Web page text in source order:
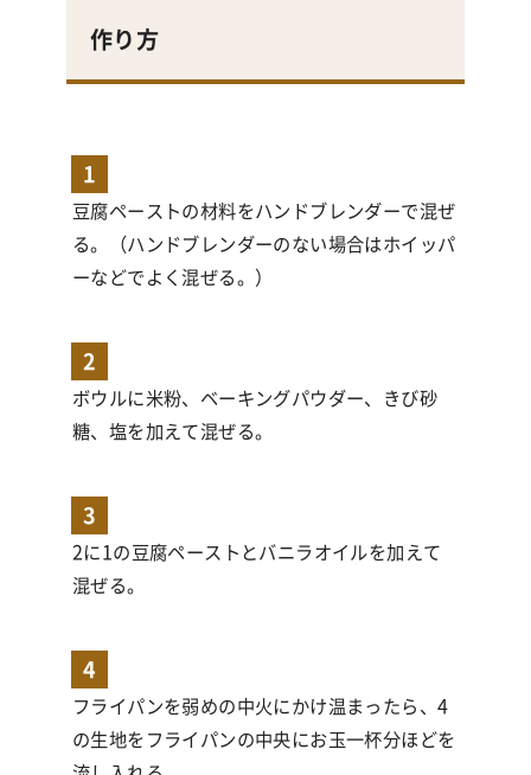
作り方
1
豆腐ペーストの材料をハンドブレンダーで混ぜ
る。（ハンドブレンダーのない場合はホイッパ
ーなどでよく混ぜる。）
2
ボウルに米粉、ベーキングパウダー、きび砂
糖、塩を加えて混ぜる。
3
2に1の豆腐ペーストとバニラオイルを加えて
混ぜる。
4
フライパンを弱めの中火にかけ温まったら、4
の生地をフライパンの中央にお玉一杯分ほどを